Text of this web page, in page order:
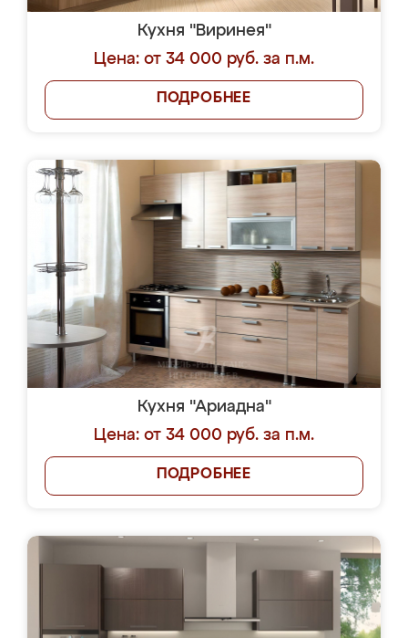
Кухня "Виринея"
Цена: от 34 000 руб. за п.м.
ПОДРОБНЕЕ
Кухня "Ариадна"
Цена: от 34 000 руб. за п.м.
ПОДРОБНЕЕ